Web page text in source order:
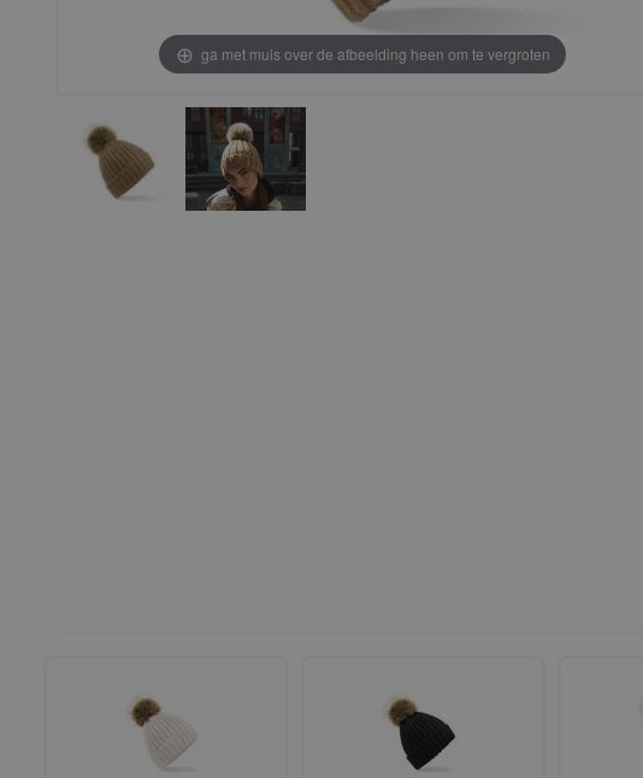
ga met muis over de afbeelding heen om te vergroten